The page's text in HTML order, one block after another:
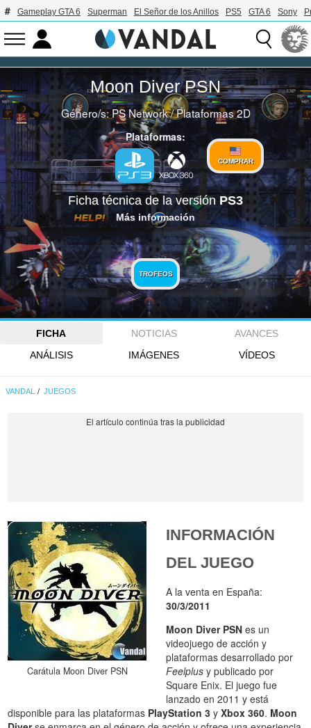
Gameplay GTA 6 Superman El Señor de los Anillos PS5 GTA 6 Sony
Moon Diver PSN
Género/s:PS Network/Plataformas 2D
Plataformas:
COMPRAR
Ficha técnica de la versión PS3
Más información
TROFEOS
FICHA NOTICIAS
AVANCES
ANÁLISIS
IMÁGENES VÍDEOS
VANDAL JUEGOS
Carátula Moon Diver PSN
INFORMACIÓN
DEL JUEGO
A la venta en España:
30/3/2011
Moon Diver PSN es un
videojuego de acción y
plataformas desarrollado por
Feelplus y publicado por
Square Enix. El juego fue
lanzado en 2011 y está
disponible para las plataformas PlayStation 3 yXbox 360. Moon